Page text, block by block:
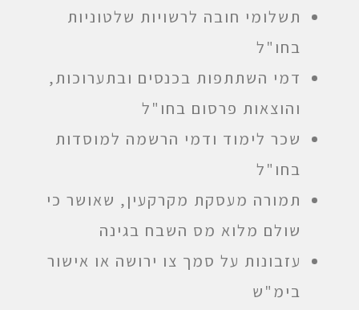
תשלומי חובה לרשויות שלטוניות
בחו"ל
דמי השתתפות בכנסים ובתערוכות,
והוצאות פרסום בחו"ל
שכר לימוד ודמי הרשמה למוסדות
בחו"ל
תמורה מעסקת מקרקעין, שאושר כי
שולם מלוא מס השבח בגינה
עזבונות על סמך צו ירושה או אישור
בימ"ש